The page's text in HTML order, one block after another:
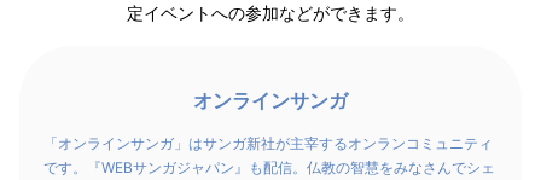
定イベントへの参加などができます。
オンラインサンガ
「オンラインサンガ」はサンガ新社が主宰するオンランコミュニティ
です。『WEBサンガジャパン』も配信。仏教の智慧をみなさんでシェ